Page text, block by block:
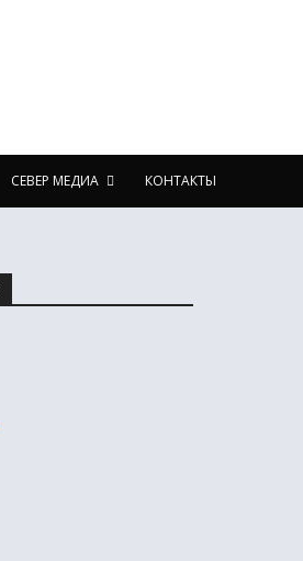
СЕВЕР МЕДИА КОНТАКТЫ